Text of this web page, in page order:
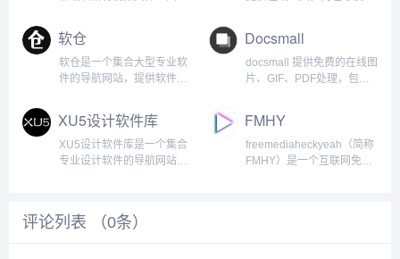
全能在线视频编辑器从零开
始制作您自己的视频，编辑
并添加音乐——一切尽在一
个屏幕上！我们无缝衔接的
体转换，进制转换等工具。
致力于打造国内专业WEB开
发工具，集成开发环境，
软仓
软仓是一个集合大型专业软
件的导航网站，提供软件介
Adoebe系列软件、
AutoCad系列软件、
3dsMax、达芬奇软件、
CINEMA 4D、matlab软件
Docsmall
docsmall 提供免费的在线图
片、GIF、PDF处理，包括
面调整等功能。docsmall 让
文件处理更加简单图片、
GIF 压缩、PDF 压缩、合
XU5设计软件库
XU5设计软件库是一个集合
专业设计软件的导航网站，
FMHY
freemediaheckyeah（简称
FMHY）是一个互联网免费
评论列表 （0条）